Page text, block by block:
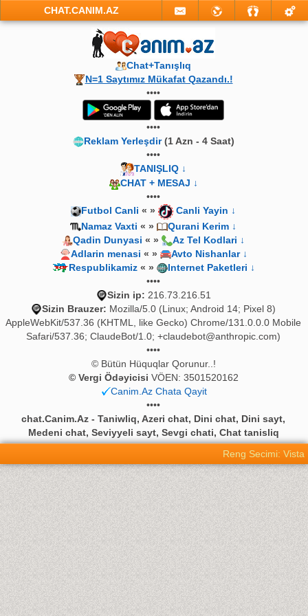
CHAT.CANIM.AZ
Chat+Tanışlıq
N=1 Saytımız Mükafat Qazandı.!
••••
••••
Reklam Yerleşdir(1 Azn - 4 Saat)
••••
TANIŞLIQ ↓
CHAT + MESAJ ↓
••••
Futbol Canli « »
Canli Yayin ↓
Namaz Vaxti « »
Qurani Kerim ↓
Qadin Dunyasi « »
Az Tel Kodlari ↓
Adlarin menasi « »
Avto Nishanlar ↓
Respublikamiz« »
Internet Paketleri ↓
••••
Sizin ip: 216.73.216.51
Sizin Brauzer: Mozilla/5.0 (Linux; Android 14; Pixel 8)
AppleWebKit/537.36 (KHTML, like Gecko) Chrome/131.0.0.0 Mobile
Safari/537.36; ClaudeBot/1.0; +claudebot@anthropic.com)
••••
© Bütün Hüquqlar Qorunur..!
© Vergi Ödəyicisi VÖEN: 3501520162
Canim.Az Chata Qayit
••••
chat.Canim.Az - Taniwliq, Azeri chat, Dini chat, Dini sayt,
Medeni chat, Seviyyeli sayt, Sevgi chati, Chat tanisliq
Reng Secimi: Vista